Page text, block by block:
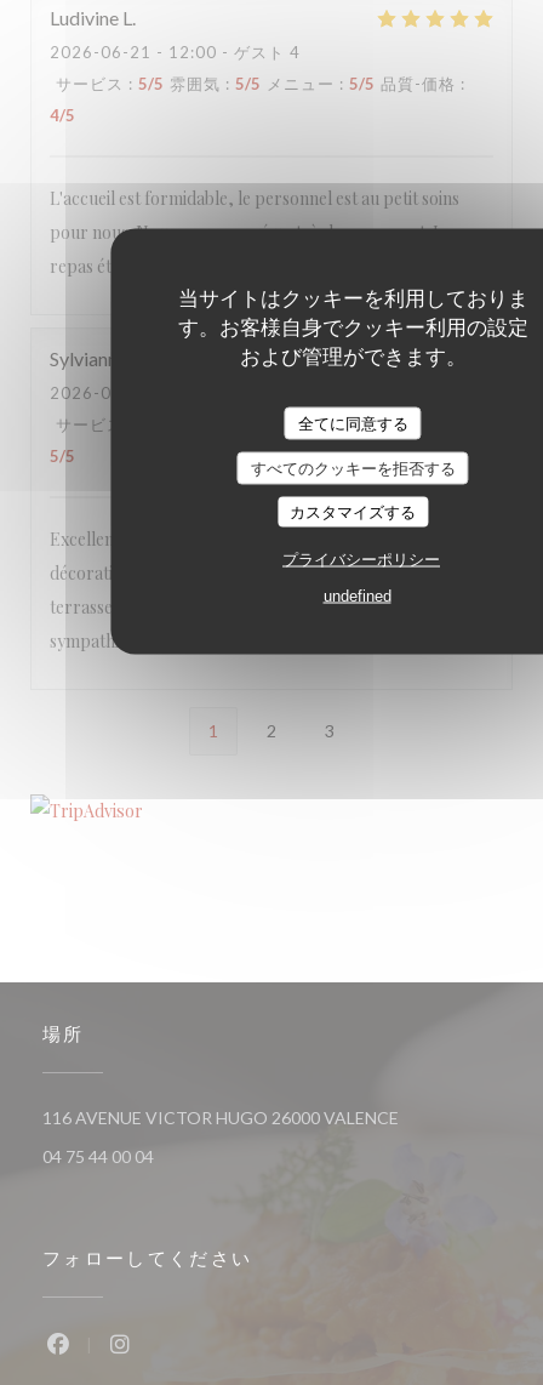
当サイトはクッキーを利用しておりま
す。お客様自身でクッキー利用の設定
および管理ができます。
全てに同意する
すべてのクッキーを拒否する
カスタマイズする
プライバシーポリシー
undefined
Ludivine L
2026-06-21 - 12:00 - ゲスト 4
サービス : 5/5 雰囲気 : 5/5 メニュー : 5/5 品質-価格 :
4/5
L'accueil est formidable, le personnel est au petit soins
pour nous. Nous avons passé un très bon moment. Le
repas était excellent. Nous reviendrons
Sylvianne
2026-06-21
サービス
メニュー: 5/5 品質-価格
5/5
Excellente table dans un lieu accueillant et chaleureux, à la
décoration soignée, que ce soit à l’intérieur ou sur la
terrasse très agréable. Le personnel est vraiment
sympathique!
1 2 3
場所
116 AVENUE VICTOR HUGO 26000 VALENCE
04 75 44 00 04
フォローしてください